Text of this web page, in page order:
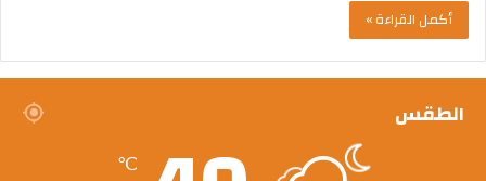
أكمل القراءة »
الطقس
℃